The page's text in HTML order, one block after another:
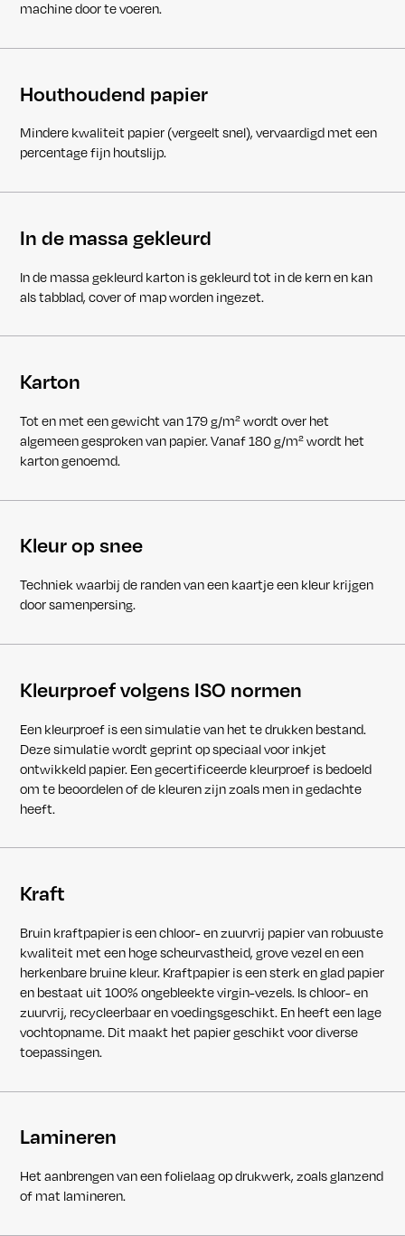
machine door te voeren.
Houthoudend papier
Mindere kwaliteit papier (vergeelt snel), vervaardigd met een
percentage fijn houtslijp.
In de massa gekleurd
In de massa gekleurd karton is gekleurd tot in de kern en kan
als tabblad, cover of map worden ingezet.
Karton
Tot en met een gewicht van 179 g/m² wordt over het
algemeen gesproken van papier. Vanaf 180 g/m² wordt het
karton genoemd.
Kleur op snee
Techniek waarbij de randen van een kaartje een kleur krijgen
door samenpersing.
Kleurproef volgens ISO normen
Een kleurproef is een simulatie van het te drukken bestand.
Deze simulatie wordt geprint op speciaal voor inkjet
ontwikkeld papier. Een gecertificeerde kleurproef is bedoeld
om te beoordelen of de kleuren zijn zoals men in gedachte
heeft.
Kraft
Bruin kraftpapier is een chloor- en zuurvrij papier van robuuste
kwaliteit met een hoge scheurvastheid, grove vezel en een
herkenbare bruine kleur. Kraftpapier is een sterk en glad papier
en bestaat uit 100% ongebleekte virgin-vezels. Is chloor- en
zuurvrij, recycleerbaar en voedingsgeschikt. En heeft een lage
vochtopname. Dit maakt het papier geschikt voor diverse
toepassingen.
Lamineren
Het aanbrengen van een folielaag op drukwerk, zoals glanzend
of mat lamineren.